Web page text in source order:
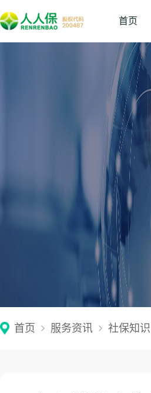
首页
首页 服务资讯 社保知识